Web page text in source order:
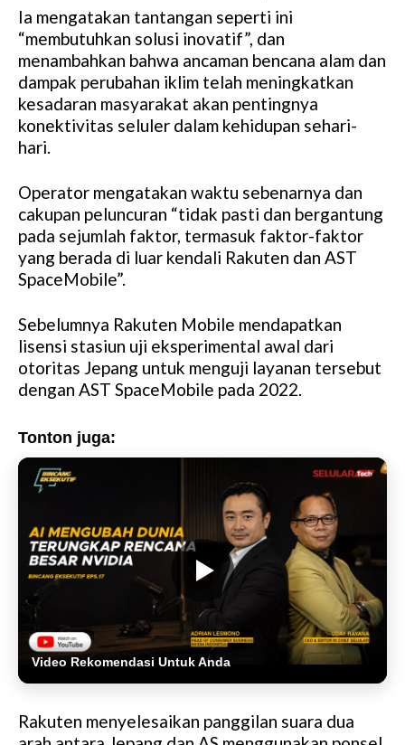
M
u
t
e
Ia mengatakan tantangan seperti ini
“membutuhkan solusi inovatif”, dan
menambahkan bahwa ancaman bencana alam dan
dampak perubahan iklim telah meningkatkan
kesadaran masyarakat akan pentingnya
konektivitas seluler dalam kehidupan sehari-
hari.
Operator mengatakan waktu sebenarnya dan
cakupan peluncuran “tidak pasti dan bergantung
pada sejumlah faktor, termasuk faktor-faktor
yang berada di luar kendali Rakuten dan AST
SpaceMobile”.
Sebelumnya Rakuten Mobile mendapatkan
lisensi stasiun uji eksperimental awal dari
otoritas Jepang untuk menguji layanan tersebut
dengan AST SpaceMobile pada 2022.
Tonton juga:
Video Rekomendasi Untuk Anda
Rakuten menyelesaikan panggilan suara dua